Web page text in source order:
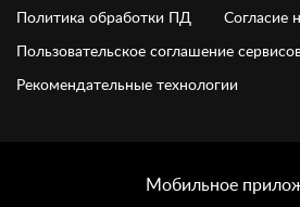
Политика обработки ПД
Согласие
Пользовательское соглашение
Рекомендательные технологии
Мобильное